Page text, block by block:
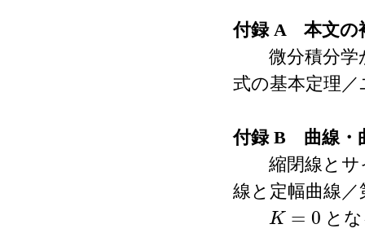
付録 A 本文の
微分積分学
式の基本定理
付録 B 曲線・
縮閉線とサ
線と定幅曲線
K = 0
K= 0
と